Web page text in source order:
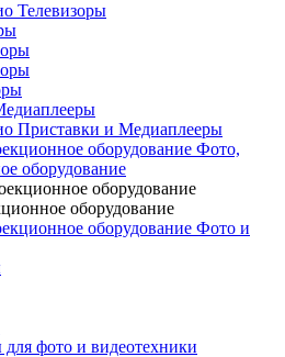
Телевизоры
Приставки и Медиаплееры
Фото,
оборудование
оборудование
оборудование
Фото и
фото и видеотехники